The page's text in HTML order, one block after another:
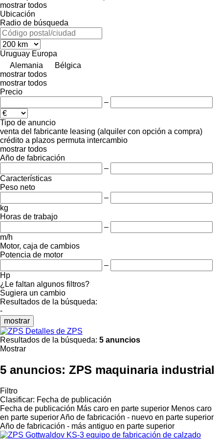
mostrar todos
Ubicación
Radio de búsqueda
Uruguay Europa
Alemania
Bélgica
mostrar todos
mostrar todos
Precio
–
Tipo de anuncio
venta del fabricante leasing (alquiler con opción a compra)
crédito a plazos permuta intercambio
mostrar todos
Año de fabricación
–
Características
Peso neto
–
kg
Horas de trabajo
–
m/h
Motor, caja de cambios
Potencia de motor
–
Hp
¿Le faltan algunos filtros?
Sugiera un cambio
Resultados de la búsqueda:
-
mostrar
Detalles de ZPS
Resultados de la búsqueda: 5 anuncios
Mostrar
5 anuncios: ZPS maquinaria industrial
Filtro
Clasificar: Fecha de publicación
Fecha de publicación Más caro en parte superior Menos caro
en parte superiorAño de fabricación - nuevo en parte superior
Año de fabricación - más antiguo en parte superior